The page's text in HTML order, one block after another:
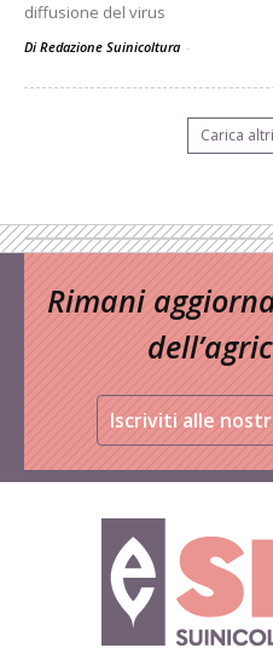
diffusione del virus
Di Redazione Suinicoltura -
Carica
Rimani
Iscriviti alle